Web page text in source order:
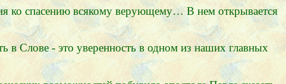
ко спасению всякому верующему… В нем открывается
в Слове - это уверенность в одном из наших главных